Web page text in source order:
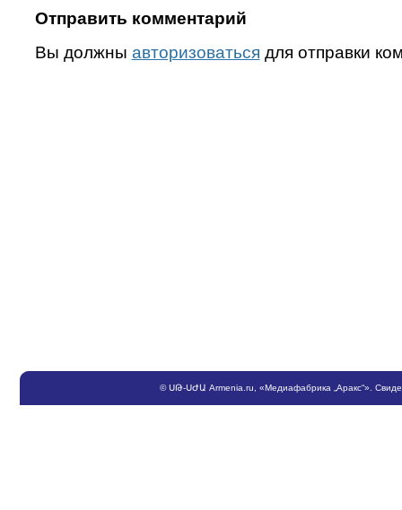
Отправить комментарий
Вы должны авторизоваться для отправки
©ՍԹ-ՍԺԱ Armenia.ru , «Медиафабрика „Аракс“».